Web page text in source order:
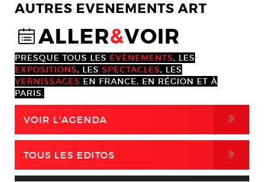
AUTRES EVENEMENTS ART
@ALLER&VOIR
PRESQUE TOUS LES ÉVÈNEMENTS, LES
EXPOSITIONS, LES SPECTACLES, LES
VERNISSAGES EN FRANCE, EN RÉGION ET À
PARIS.
VOIR L'AGENDA ,
TOUS LES EDITOS ,